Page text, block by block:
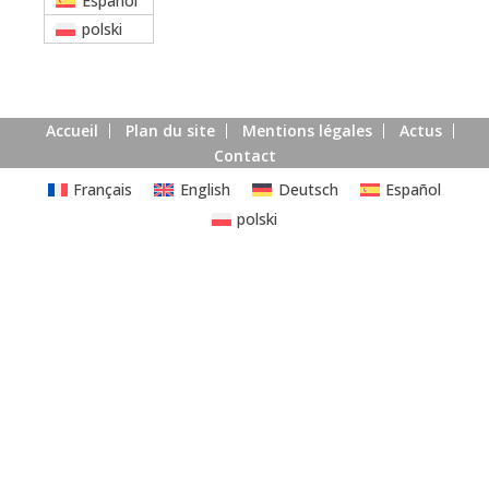
polski
Accueil Plan du site Mentions légales
Actus
Contact
Français
English Deutsch
Español
polski